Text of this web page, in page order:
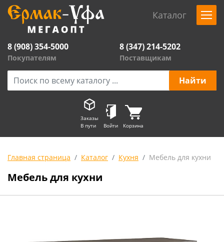
Каталог
8 (908) 354-5000
Покупателям
8 (347) 214-5202
Поставщикам
Заказы
В пути
Войти Корзина
Главная страница Каталог Кухня Мебель для кухни
Мебель для кухни